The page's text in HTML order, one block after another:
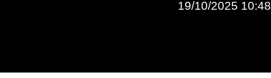
19/10/2025 10:48